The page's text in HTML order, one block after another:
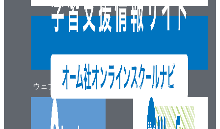
ウェブマガジン ウェブショップ